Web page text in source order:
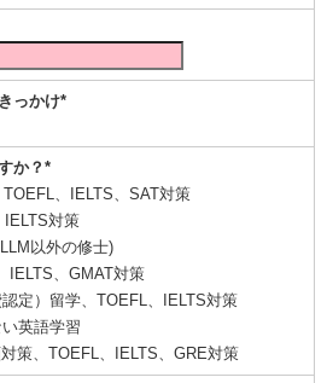
っかけ*
か？*
、IELTS、SAT対策
IELTS対策
以外の修士)
IELTS、GMAT対策
定）留学、TOEFL、IELTS対策
英語学習
策、TOEFL、IELTS、GRE対策